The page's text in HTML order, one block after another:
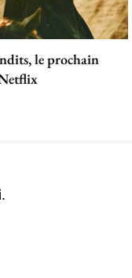
le prochain